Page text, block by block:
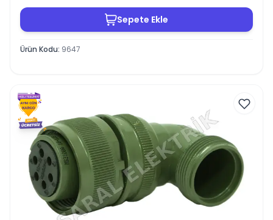
Sepete Ekle
Ürün Kodu: 9647